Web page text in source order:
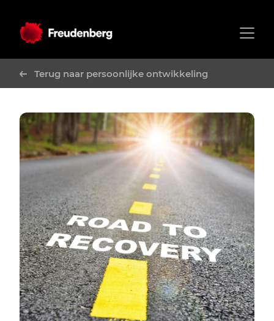
Terug naar persoonlijke ontwikkeling